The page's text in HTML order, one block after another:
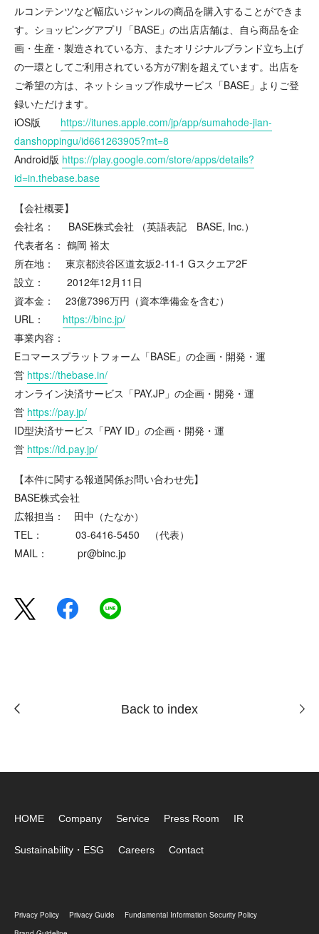
ルコンテンツなど幅広いジャンルの商品を購入することができま
す。ショッピングアプリ「BASE」の出店店舗は、自ら商品を企
画・生産・製造されている方、またオリジナルブランド立ち上げ
の一環としてご利用されている方が7割を超えています。出店を
ご希望の方は、ネットショップ作成サービス「BASE」よりご登
録いただけます。
iOS版 https://itunes.apple.com/jp/app/sumahode-jian-
danshoppingu/id661263905?mt=8
Android版 https://play.google.com/store/apps/details?
id=in.thebase.base
【会社概要】
会社名： BASE株式会社 （英語表記 BASE, Inc.）
代表者名： 鶴岡 裕太
所在地： 東京都渋谷区道玄坂2-11-1 Gスクエア2F
設立： 2012年12月11日
資本金： 23億7396万円（資本準備金を含む）
URL：
https://binc.jp/
事業内容：
Eコマースプラットフォーム「BASE」の企画・開発・運
営 https://thebase.in/
オンライン決済サービス「PAY.JP」の企画・開発・運
営 https://pay.jp/
ID型決済サービス「PAY ID」の企画・開発・運
営 https://id.pay.jp/
【本件に関する報道関係お問い合わせ先】
BASE株式会社
広報担当： 田中（たなか）
TEL： 03-6416-5450 （代表）
MAIL： pr@binc.jp
Back to index
HOME Company Service Press Room IR
Sustainability・ESG Careers Contact
Privacy Policy Privacy Guide
Fundamental Information Security Policy